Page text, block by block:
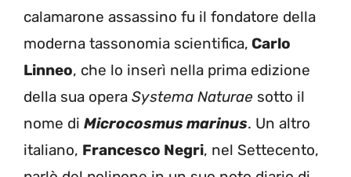
calamarone assassino fu il fondatore della
moderna tassonomia scientifica, Carlo
Linneo, che lo inserì nella prima edizione
della sua opera Systema Naturae sotto il
nome di Microcosmus marinus. Un altro
italiano, Francesco Negri, nel Settecento,